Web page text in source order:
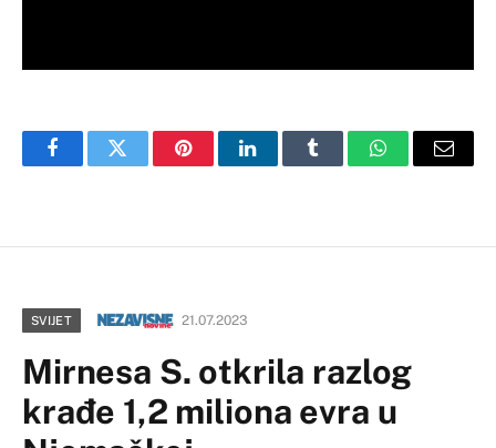
FacebookTwitter PinterestLinkedInTumblr WhatsAppEmail
SVIJET 21.07.2023
Mirnesa S. otkrila razlog
krađe 1,2 miliona evra u